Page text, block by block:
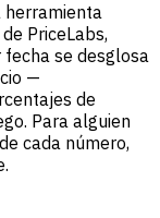
herramienta
de PriceLabs,
se desglosa
—
de
Para alguien
cada número,